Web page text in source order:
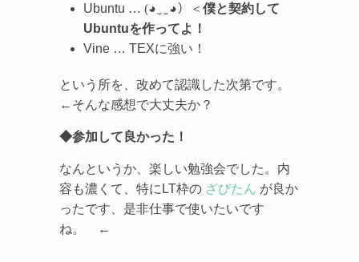
Ubuntu … (◕‿‿◕） ＜ 僕と契約して
Ubuntuを作ってよ！
Vine … TEXに強い！
という所を、改めて認識した次第です。
←そんな感想で大丈夫か？
◆参加して良かった！
なんというか、楽しい勉強会でした。内
容も濃くて、特にLT枠の ざびたん が良か
ったです、是非仕事で使いたいです
ね。 ←